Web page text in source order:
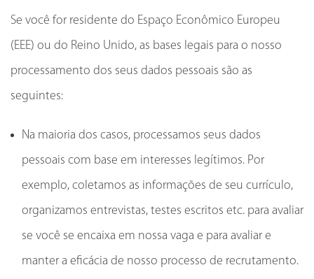
Se você for residente do Espaço Econômico Europeu
(EEE) ou do Reino Unido, as bases legais para o nosso
processamento dos seus dados pessoais são as
seguintes:
Na maioria dos casos, processamos seus dados
pessoais com base em interesses legítimos. Por
exemplo, coletamos as informações de seu currículo,
organizamos entrevistas, testes escritos etc. para avaliar
se você se encaixa em nossa vaga e para avaliar e
manter a eficácia de nosso processo de recrutamento.